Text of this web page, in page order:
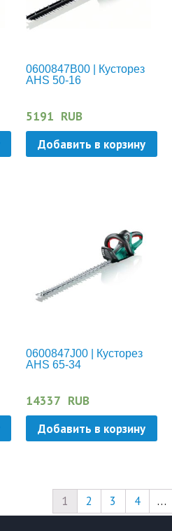
0600847B00 | Кусторез
AHS 50-16
5191 RUB
Добавить в корзину
0600847J00 | Кусторез
AHS 65-34
14337 RUB
Добавить в корзину
1 2 3 4 …